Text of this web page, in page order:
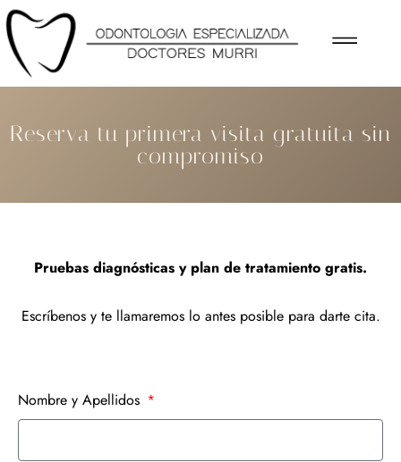
Ir
al
contenido
Reserva tu primera visita gratuita sin
compromiso
Pruebas diagnósticas y plan de tratamiento gratis.
Escríbenos y te llamaremos lo antes posible para darte cita.
Nombre y Apellidos